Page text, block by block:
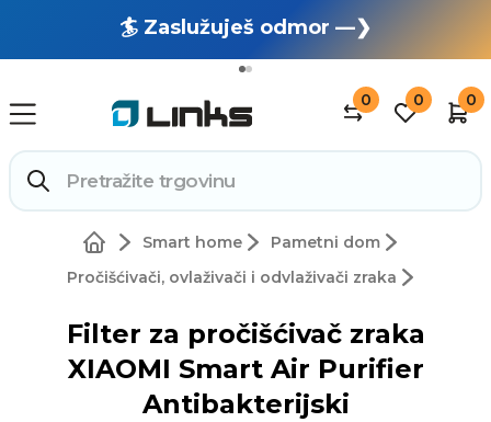
🏄 Zaslužuješ odmor —❯
🔥 OUTLET: TOTALNA RASPRODAJA —❯
0 0 0
Smart home
Pametni dom
Pročišćivači, ovlaživači i odvlaživači zraka
Filter za pročišćivač zraka
XIAOMI Smart Air Purifier
Antibakterijski